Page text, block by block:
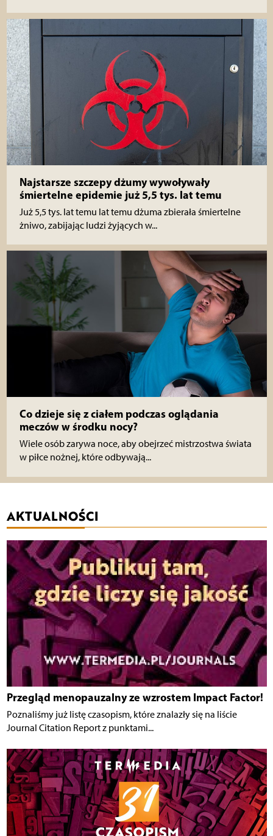
Najstarsze szczepy dżumy wywoływały
śmiertelne epidemie już 5,5 tys. lat temu
Już 5,5 tys. lat temu lat temu dżuma zbierała śmiertelne
żniwo, zabijając ludzi żyjących w...
Co dzieje się z ciałem podczas oglądania
meczów w środku nocy?
Wiele osób zarywa noce, aby obejrzeć mistrzostwa świata
w piłce nożnej, które odbywają...
AKTUALNOŚCI
Przegląd menopauzalny ze wzrostem Impact Factor!
Poznaliśmy już listę czasopism, które znalazły się na liście
Journal Citation Report z punktami...